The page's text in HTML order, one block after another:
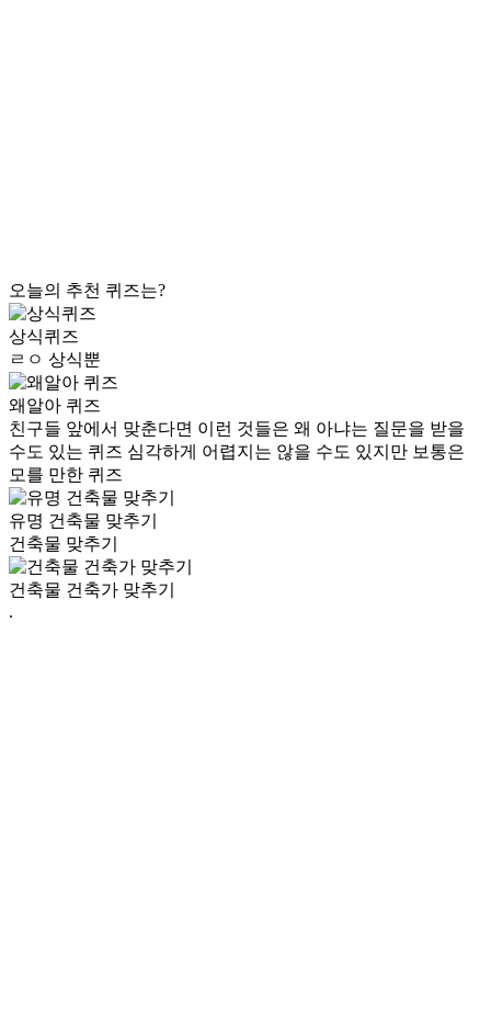
오늘의 추천 퀴즈는?
상식퀴즈
ㄹㅇ 상식뿐
왜알아 퀴즈
친구들 앞에서 맞춘다면 이런 것들은 왜 아냐는 질문을 받을
수도 있는 퀴즈 심각하게 어렵지는 않을 수도 있지만 보통은
모를 만한 퀴즈
유명 건축물 맞추기
건축물 맞추기
건축물 건축가 맞추기
.